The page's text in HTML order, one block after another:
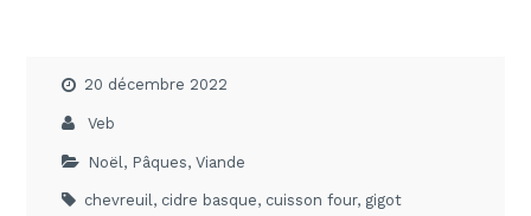
20 décembre 2022
Veb
Noël , Pâques,Viande
chevreuil, cidre basque, cuisson four, gigot